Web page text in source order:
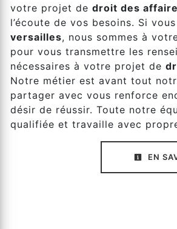
votre projet de droit des
l’écoute de vos besoins. Si
versailles, nous sommes à
pour vous transmettre les
nécessaires à votre projet de
Notre métier est avant tout
partager avec vous renforce
désir de réussir. Toute notre
qualifiée et travaille avec
EN